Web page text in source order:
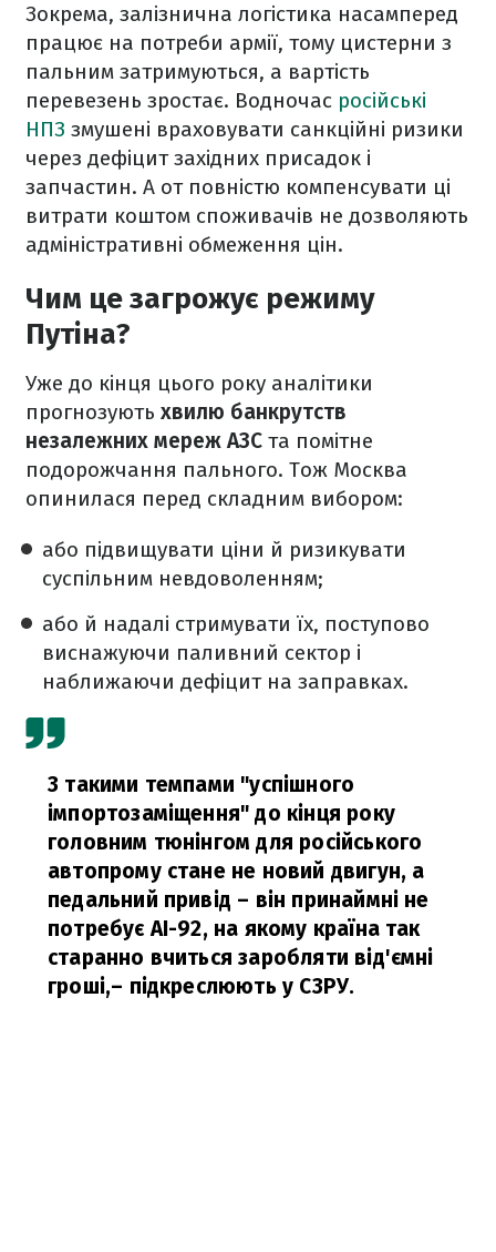
Зокрема, залізнична логістика насамперед
працює на потреби армії, тому цистерни з
пальним затримуються, а вартість
перевезень зростає. Водночас російські
НПЗ змушені враховувати санкційні ризики
через дефіцит західних присадок і
запчастин. А от повністю компенсувати ці
витрати коштом споживачів не дозволяють
адміністративні обмеження цін.
Чим це загрожує режиму
Путіна?
Уже до кінця цього року аналітики
прогнозують хвилю банкрутств
незалежних мереж АЗС та помітне
подорожчання пального. Тож Москва
опинилася перед складним вибором:
або підвищувати ціни й ризикувати
суспільним невдоволенням;
або й надалі стримувати їх, поступово
виснажуючи паливний сектор і
наближаючи дефіцит на заправках.
З такими темпами "успішного
імпортозаміщення" до кінця року
головним тюнінгом для російського
автопрому стане не новий двигун, а
педальний привід – він принаймні не
потребує АІ-92, на якому країна так
старанно вчиться заробляти від'ємні
гроші,– підкреслюють у СЗРУ.